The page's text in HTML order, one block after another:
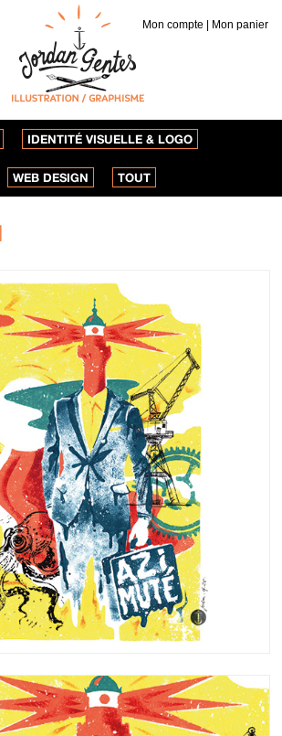
Mon compte Mon panier
IDENTITÉ VISUELLE & LOGO
WEB DESIGN TOUT